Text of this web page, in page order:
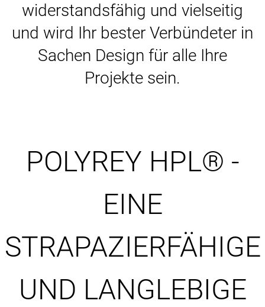
widerstandsfähig und vielseitig
und wird Ihr bester Verbündeter in
Sachen Design für alle Ihre
Projekte sein.
POLYREY HPL® -
EINE
STRAPAZIERFÄHIGE
UND LANGLEBIGE